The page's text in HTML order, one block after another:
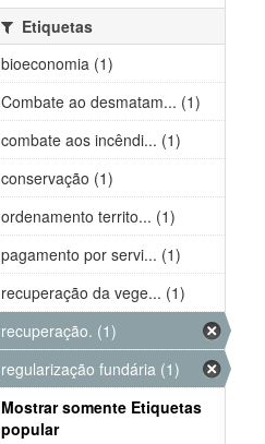
Etiquetas
bioeconomia (1)
Combate ao desmatam... (1)
combate aos incêndi... (1)
conservação (1)
ordenamento territo... (1)
pagamento por servi... (1)
recuperação da vege... (1)
recuperação. (1)
regularização fundária (1)
Mostrar somente Etiquetas
popular